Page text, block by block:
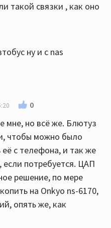
такой связки , как оно
ну и с nas
0
мне, но всё же. Блютуз
чтобы можно было
её с телефона, и так же
если потребуется. ЦАП
решение, по мере
на Onkyo ns-6170,
опять же, как